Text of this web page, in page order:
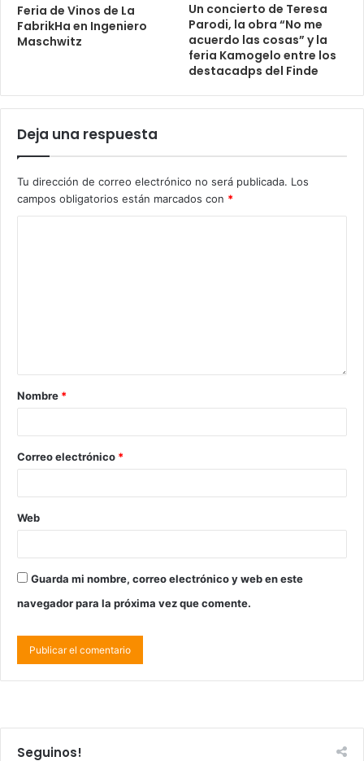
Feria de Vinos de La
FabrikHa en Ingeniero
Maschwitz
Un concierto de Teresa
Parodi, la obra “No me
acuerdo las cosas” y la
feria Kamogelo entre los
destacadps del Finde
Deja una respuesta
Tu dirección de correo electrónico no será publicada. Los
campos obligatorios están marcados con *
Nombre *
Correo electrónico *
Web
Guarda mi nombre, correo electrónico y web en este
navegador para la próxima vez que comente.
Seguinos!